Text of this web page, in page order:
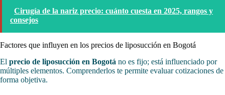
Cirugía de la nariz precio: cuánto cuesta en 2025, rangos y
consejos
Factores que influyen en los precios de liposucción en Bogotá
El precio de liposucción en Bogotá no es fijo; está influenciado por
múltiples elementos. Comprenderlos te permite evaluar cotizaciones de
forma objetiva.